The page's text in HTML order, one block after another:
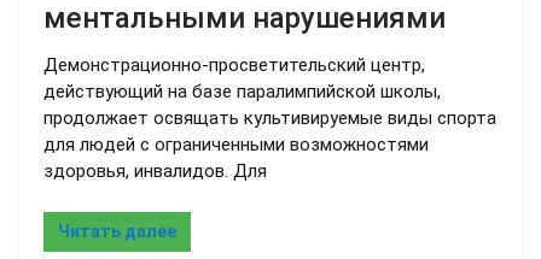
ментальными нарушениями
Демонстрационно-просветительский центр,
действующий на базе паралимпийской школы,
продолжает освящать культивируемые виды спорта
для людей с ограниченными возможностями
здоровья, инвалидов. Для
Читать далее